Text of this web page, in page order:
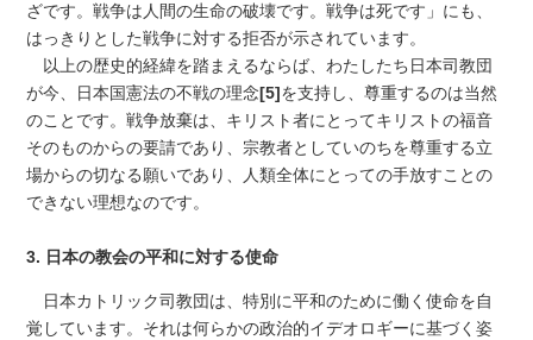
ざです。戦争は人間の生命の破壊です。戦争は死です」にも、
はっきりとした戦争に対する拒否が示されています。
以上の歴史的経緯を踏まえるならば、わたしたち日本司教団
が今、日本国憲法の不戦の理念[5]を支持し、尊重するのは当然
のことです。戦争放棄は、キリスト者にとってキリストの福音
そのものからの要請であり、宗教者としていのちを尊重する立
場からの切なる願いであり、人類全体にとっての手放すことの
できない理想なのです。
3. 日本の教会の平和に対する使命
日本カトリック司教団は、特別に平和のために働く使命を自
覚しています。それは何らかの政治的イデオロギーに基づく姿